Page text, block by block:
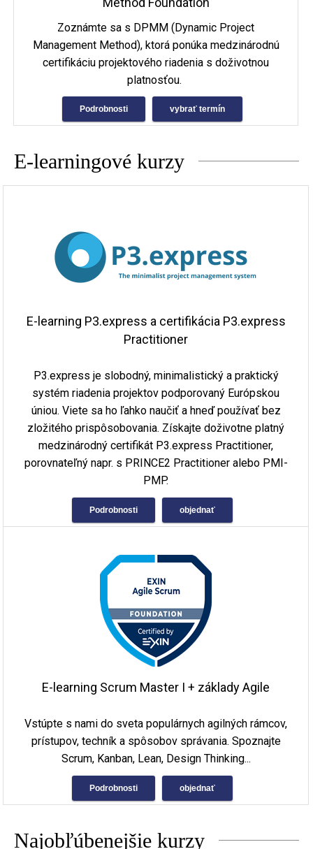
Zoznámte sa s DPMM (Dynamic Project
Management Method), ktorá ponúka medzinárodnú
certifikáciu projektového riadenia s doživotnou
platnosťou.
Podrobnosti vybrať termín
E-learningové kurzy
E-learning P3.express a certifikácia P3.express
Practitioner
P3.express je slobodný, minimalistický a praktický
systém riadenia projektov podporovaný Európskou
úniou. Viete sa ho ľahko naučiť a hneď používať bez
zložitého prispôsobovania. Získajte doživotne platný
medzinárodný certifikát P3.express Practitioner,
porovnateľný napr. s PRINCE2 Practitioner alebo PMI-
PMP.
Podrobnosti objednať
E-learning Scrum Master I + základy Agile
Vstúpte s nami do sveta populárnych agilných rámcov,
prístupov, techník a spôsobov správania. Spoznajte
Scrum, Kanban, Lean, Design Thinking...
Podrobnosti objednať
Najobľúbenejšie kurzy